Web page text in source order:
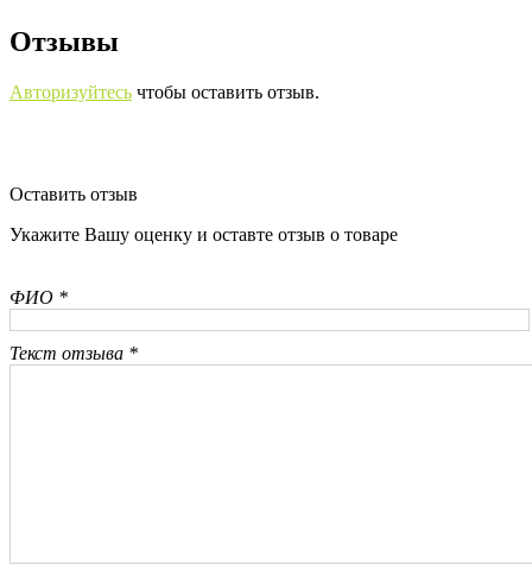
Отзывы
Авторизуйтесь чтобы оставить отзыв.
Оставить отзыв
Укажите Вашу оценку и оставте отзыв о товаре
ФИО *
Текст отзыва *